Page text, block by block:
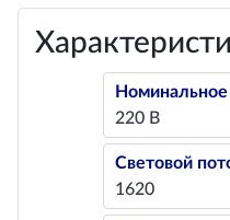
220 В
Световой
1620